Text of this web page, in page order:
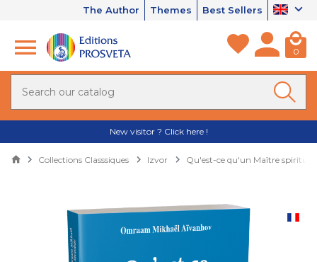
The Author Themes Best Sellers
0
New visitor ? Click here !
Collections Classsiques Izvor Qu'est-ce qu'un Maître spirituel